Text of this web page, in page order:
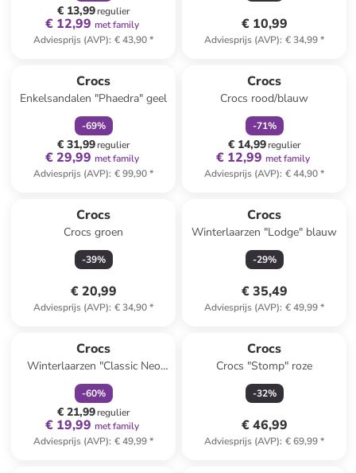
€ 13,99regulier
€ 12,99 met family
Adviesprijs (AVP): € 43,90*
€ 10,99
Adviesprijs (AVP): € 34,99*
Crocs
Enkelsandalen "Phaedra" geel
-69%
€ 31,99regulier
€ 29,99 met family
Adviesprijs (AVP): € 99,90*
Crocs
Crocs rood/blauw
-71%
€ 14,99regulier
€ 12,99 met family
Adviesprijs (AVP): € 44,90*
Crocs
Crocs groen
-39%
€ 20,99
Adviesprijs (AVP): € 34,90*
Crocs
Winterlaarzen "Lodge" blauw
-29%
€ 35,49
Adviesprijs (AVP): € 49,99*
Crocs
Winterlaarzen "Classic Neo
Puff" roze
-60%
€ 21,99regulier
€ 19,99 met family
Adviesprijs (AVP): € 49,99*
Crocs
Crocs "Stomp" roze
-32%
€ 46,99
Adviesprijs (AVP): € 69,99*